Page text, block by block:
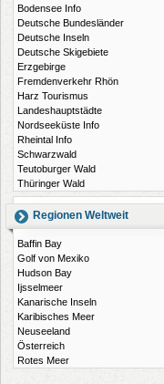
Bodensee Info
Deutsche Bundesländer
Deutsche Inseln
Deutsche Skigebiete
Erzgebirge
Fremdenverkehr Rhön
Harz Tourismus
Landeshauptstädte
Nordseeküste Info
Rheintal Info
Schwarzwald
Teutoburger Wald
Thüringer Wald
Regionen Weltweit
Baffin Bay
Golf von Mexiko
Hudson Bay
Ijsselmeer
Kanarische Inseln
Karibisches Meer
Neuseeland
Österreich
Rotes Meer